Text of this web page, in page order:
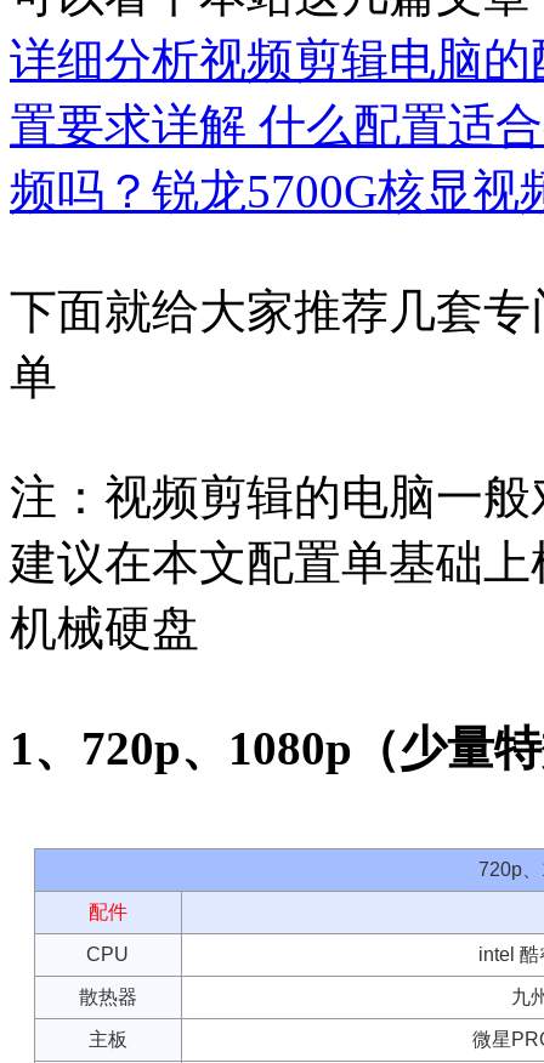
详细分析视频剪辑电脑
置要求详解 什么配置适
频吗？锐龙5700G核显
下面就给大家推荐几套
单
注：视频剪辑的电脑一
建议在本文配置单基础
机械硬盘
1、720p、1080p（少量
720p
配件
CPU intel
散热器 九
主板 微星